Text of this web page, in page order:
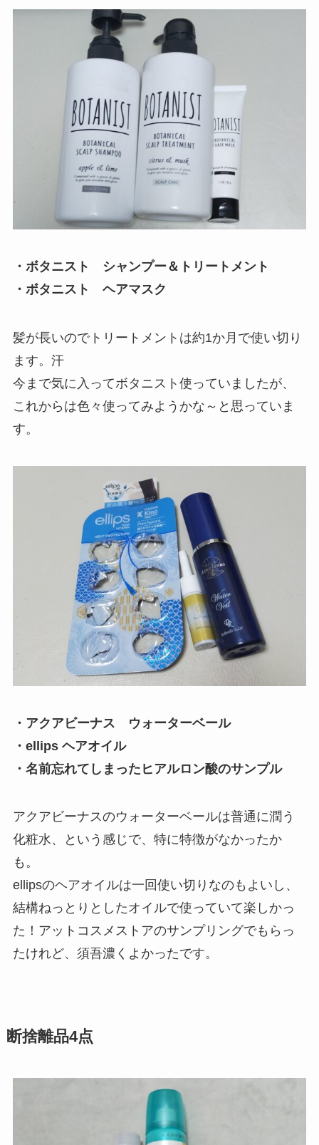
・ボタニスト シャンプー＆トリートメント
・ボタニスト ヘアマスク
髪が長いのでトリートメントは約1か月で使い切り
ます。汗
今まで気に入ってボタニスト使っていましたが、
これからは色々使ってみようかな～と思っていま
す。
・アクアビーナス ウォーターベール
・ellips ヘアオイル
・名前忘れてしまったヒアルロン酸のサンプル
アクアビーナスのウォーターベールは普通に潤う
化粧水、という感じで、特に特徴がなかったか
も。
ellipsのヘアオイルは一回使い切りなのもよいし、
結構ねっとりとしたオイルで使っていて楽しかっ
た！アットコスメストアのサンプリングでもらっ
たけれど、須吾濃くよかったです。
断捨離品4点